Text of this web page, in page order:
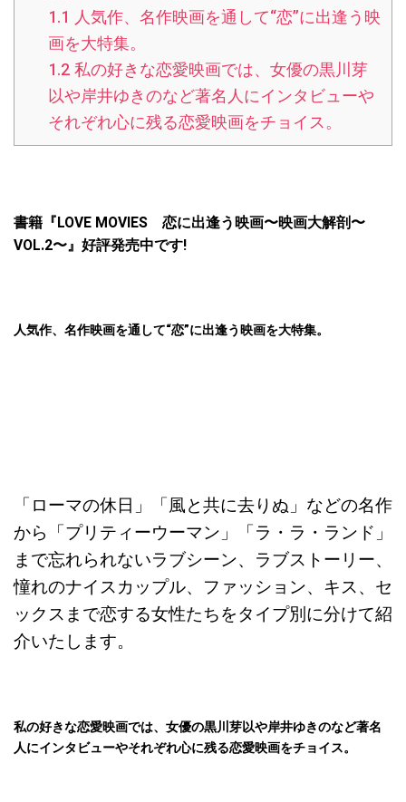
1.1 人気作、名作映画を通して“恋”に出逢う映
画を大特集。
1.2私の好きな恋愛映画では、女優の黒川芽
以や岸井ゆきのなど著名人にインタビューや
それぞれ心に残る恋愛映画をチョイス。
書籍『LOVE MOVIES 恋に出逢う映画〜映画大解剖〜
VOL.2〜』好評発売中です!
人気作、名作映画を通して“恋”に出逢う映画を大特集。
「ローマの休日」「風と共に去りぬ」などの名作
から「プリティーウーマン」「ラ・ラ・ランド」
まで忘れられないラブシーン、ラブストーリー、
憧れのナイスカップル、ファッション、キス、セ
ックスまで恋する女性たちをタイプ別に分けて紹
介いたします。
私の好きな恋愛映画では、女優の黒川芽以や岸井ゆきのなど著名
人にインタビューやそれぞれ心に残る恋愛映画をチョイス。